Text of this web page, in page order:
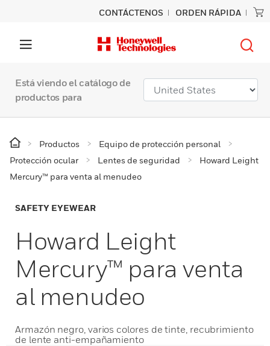
CONTÁCTENOS ORDEN RÁPIDA
Está viendo el catálogo de
productos para
Productos
Equipo de protección personal
Protección ocular
Lentes de seguridad
Howard Leight
Mercury™ para venta al menudeo
SAFETY EYEWEAR
Howard Leight
Mercury™ para venta
al menudeo
Armazón negro, varios colores de tinte, recubrimiento
de lente anti-empañamiento